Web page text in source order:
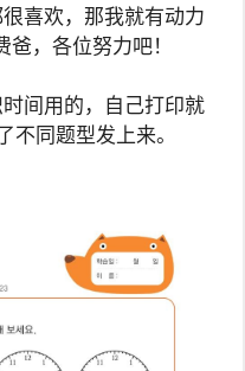
喜欢，那我就有动力
，各位努力吧！
间用的，自己打印就
同题型发上来。